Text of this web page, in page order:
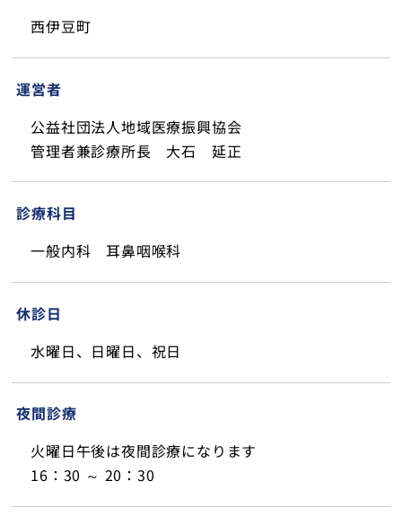
西伊豆町
運営者
公益社団法人地域医療振興協会
管理者兼診療所長 大石 延正
診療科目
一般内科 耳鼻咽喉科
休診日
水曜日、日曜日、祝日
夜間診療
火曜日午後は夜間診療になります
16：30 ～ 20：30